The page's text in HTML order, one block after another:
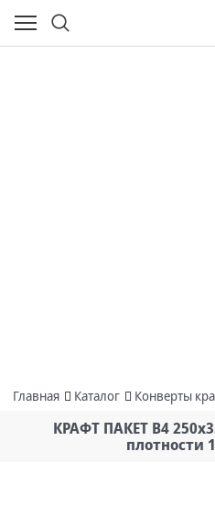
Главная Каталог Конверты
КРАФТ ПАКЕТ В4
плотности